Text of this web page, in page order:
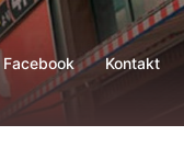
Facebook Kontakt